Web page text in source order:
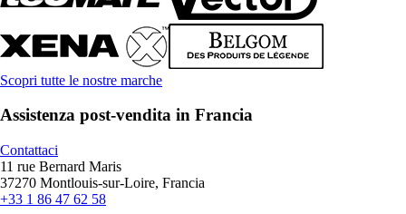
Scopri tutte le nostre marche
Assistenza post-vendita in Francia
Contattaci
11 rue Bernard Maris
37270 Montlouis-sur-Loire, Francia
+33 1 86 47 62 58